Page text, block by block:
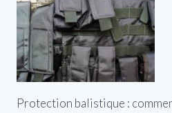
Protection balistique :